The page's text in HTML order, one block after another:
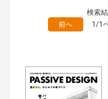
絞り
キーワード検索（あいまい）
検索
前へ
1/1